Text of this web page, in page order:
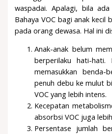
waspadai. Apalagi, bila
Bahaya VOC bagi anak kecil
pada orang dewasa. Hal ini
Anak-anak belum
berperilaku hati-hati.
memasukkan
penuh debu ke mulut
VOC yang lebih intens.
Kecepatan
absorbsi VOC juga
Persentase jumlah